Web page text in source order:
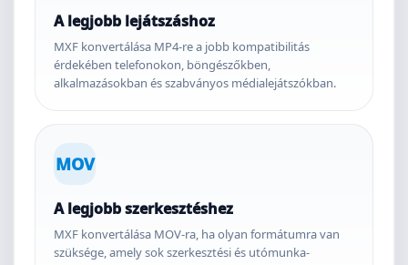
A legjobb lejátszáshoz
MXF konvertálása MP4-re a jobb kompatibilitás
érdekében telefonokon, böngészőkben,
alkalmazásokban és szabványos médialejátszókban.
MOV
A legjobb szerkesztéshez
MXF konvertálása MOV-ra, ha olyan formátumra van
szüksége, amely sok szerkesztési és utómunka-